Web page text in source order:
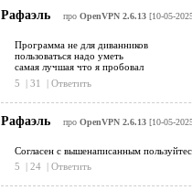
Рафаэль про OpenVPN 2.6.13[10-05-
Программа не для диванников
пользоваться надо уметь
самая лучшая что я пробовал
5
| 31 | Ответить
Рафаэль про OpenVPN 2.6.13[10-05-
Согласен с вышенаписанным
5
| 24 | Ответить